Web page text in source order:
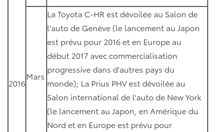
2016
Mars
La Toyota C-HR est dévoilée au Salon de
l'auto de Genève (le lancement au Japon
est prévu pour 2016 et en Europe au
début 2017 avec commercialisation
progressive dans d'autres pays du
monde); La Prius PHV est dévoilée au
Salon international de l'auto de New York
(le lancement au Japon, en Amérique du
Nord et en Europe est prévu pour